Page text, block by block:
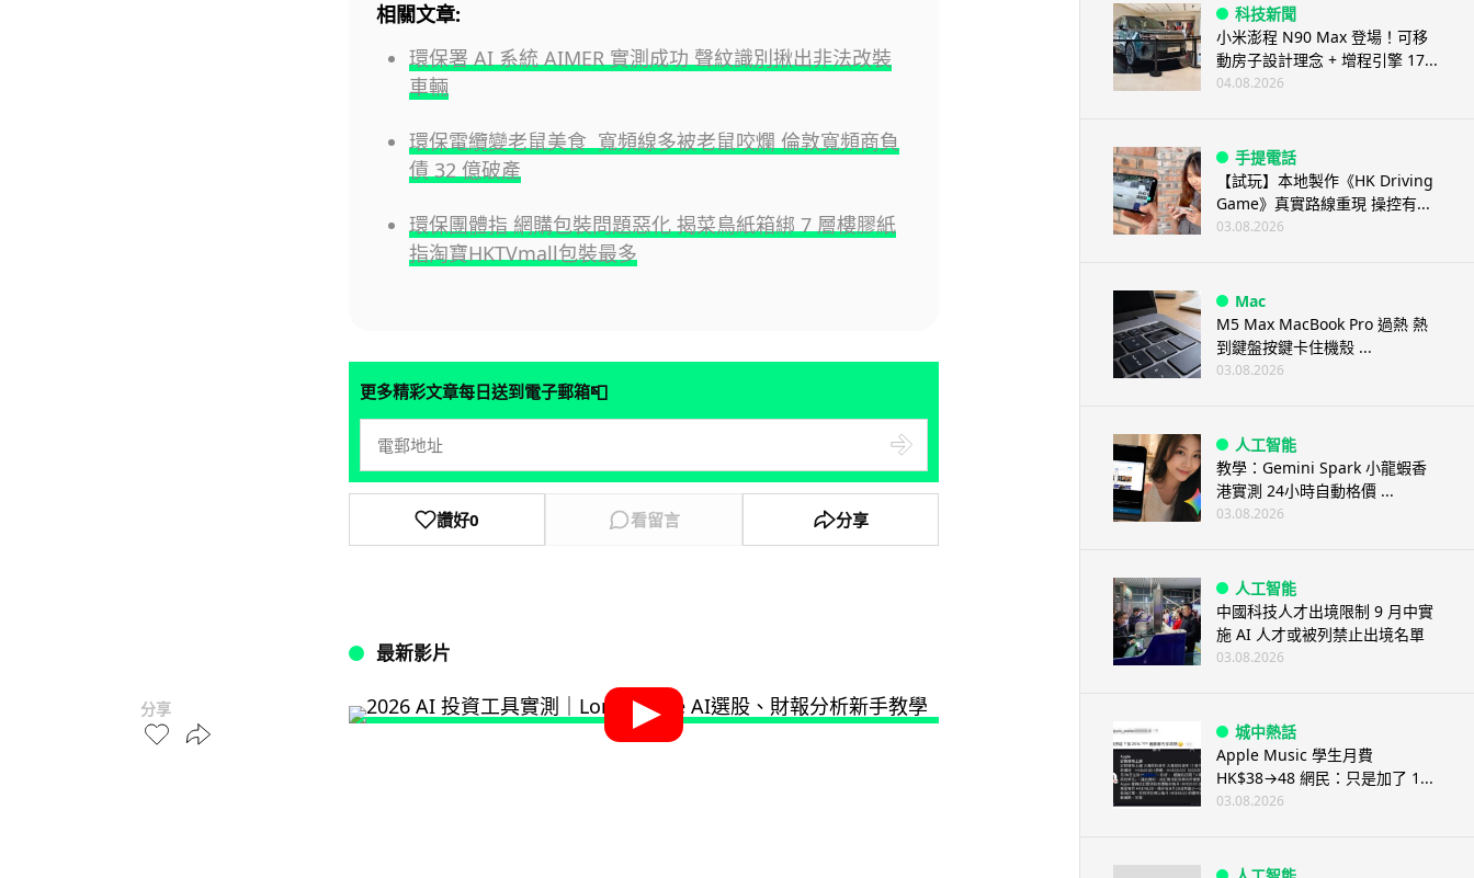
分享
相關文章:
環保署 AI 系統 AIMER 實測成功 聲紋識別揪出非法改裝
車輛
環保電纜變老鼠美食 寬頻線多被老鼠咬爛 倫敦寬頻商負
債 32 億破產
環保團體指 網購包裝問題惡化 揭菜鳥紙箱綁 7 層樓膠紙
指淘寶HKTVmall包裝最多
更多精彩文章每日送到電子郵箱📮
讚好0 看留言 分享
最新影片
科技新聞
小米澎程 N90 Max 登場！可移
動房子設計理念 + 增程引擎 17...
04.08.2026
手提電話
【試玩】本地製作《HK Driving
Game》真實路線重現 操控有...
03.08.2026
Mac
M5 Max MacBook Pro 過熱 熱
到鍵盤按鍵卡住機殼 ...
03.08.2026
人工智能
教學：Gemini Spark 小龍蝦香
港實測 24小時自動格價 ...
03.08.2026
人工智能
中國科技人才出境限制 9 月中實
施 AI 人才或被列禁止出境名單
03.08.2026
城中熱話
Apple Music 學生月費
HK$38→48 網民：只是加了 1...
03.08.2026